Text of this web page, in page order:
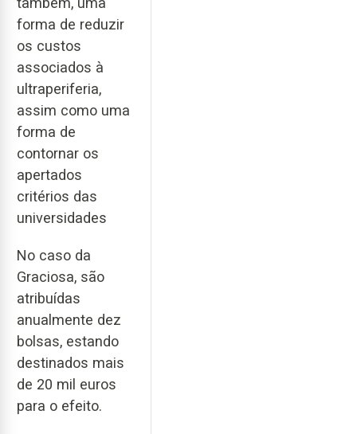
forma de reduzir
os custos
associados à
ultraperiferia,
assim como uma
forma de
contornar os
apertados
critérios das
universidades
No caso da
Graciosa, são
atribuídas
anualmente dez
bolsas, estando
destinados mais
de 20 mil euros
para o efeito.